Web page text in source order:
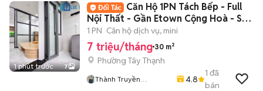
1 phút trước 7
Căn Hộ 1PN Tách Bếp - Full
Nội Thất - Gần Etown Cộng Hoà - Sây
Bay TSN
1 PN Căn hộ dịch vụ, mini
7 triệu/tháng 30 m²
Phường Tây Thạnh
Thành Truyền
4.8
1 đã
bán